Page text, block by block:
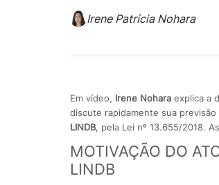
Irene Patrícia Nohara
Em vídeo, Irene Noharaexplica a
discute rapidamente sua
LINDB, pela Lei nº 13.655/2018.
MOTIVAÇÃO DO
LINDB